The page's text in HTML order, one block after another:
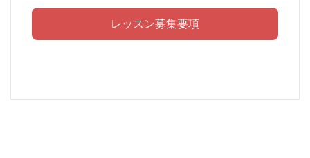
レッスン募集要項